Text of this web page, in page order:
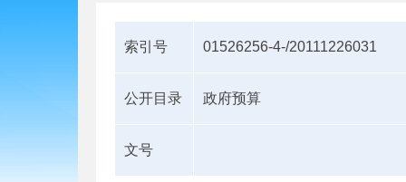
索引号 01526256-4-/20111226031
公开目录 政府预算
文号